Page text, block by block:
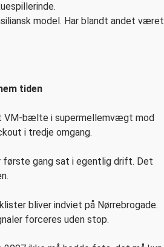
model. Har blandt andet været
tiden
VM-bælte i supermellemvægt mod
i tredje omgang.
første gang sat i egentlig drift. Det
bliver indviet på Nørrebrogade.
forceres uden stop.